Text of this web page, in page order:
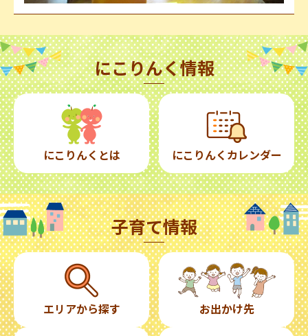
にこりんく情報
にこりんくとは にこりんくカレンダー
子育て情報
エリアから探す お出かけ先